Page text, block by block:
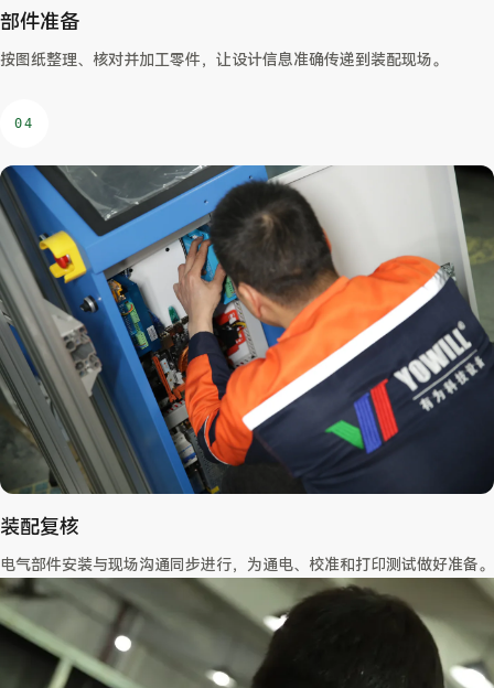
部件准备
按图纸整理、核对并加工零件，让设计信息准确传递到装配现场。
04
装配复核
电气部件安装与现场沟通同步进行，为通电、校准和打印测试做好准备。